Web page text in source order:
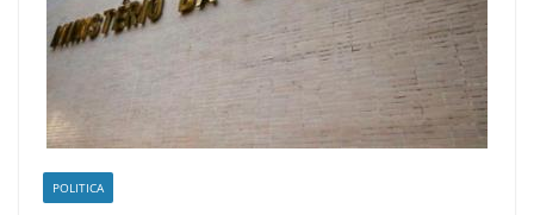
POLITICA